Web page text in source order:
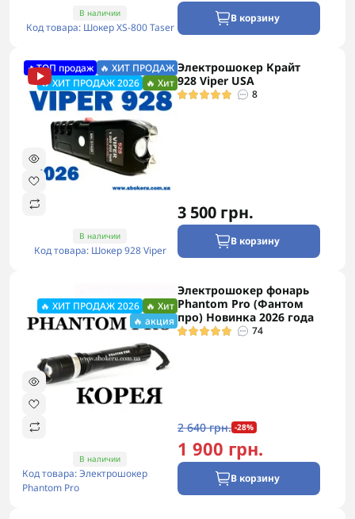
В наличии
Код товара: Шокер XS-800 Taser
В корзину
🔥ТОП продаж 🔥 ХИТ ПРОДАЖ
🔥 ХИТ ПРОДАЖ 2026 🔥 Хит
В наличии
Код товара: Шокер 928 Viper
Электрошокер Крайт
928 Viper USA
8
3 500 грн.
В корзину
🔥 ХИТ ПРОДАЖ 2026 🔥 Хит
🔥 акция
В наличии
Код товара: Электрошокер
Phantom Pro
Электрошокер фонарь
Phantom Pro (Фантом
про) Новинка 2026 года
74
2 640 грн. -28%
1 900 грн.
В корзину